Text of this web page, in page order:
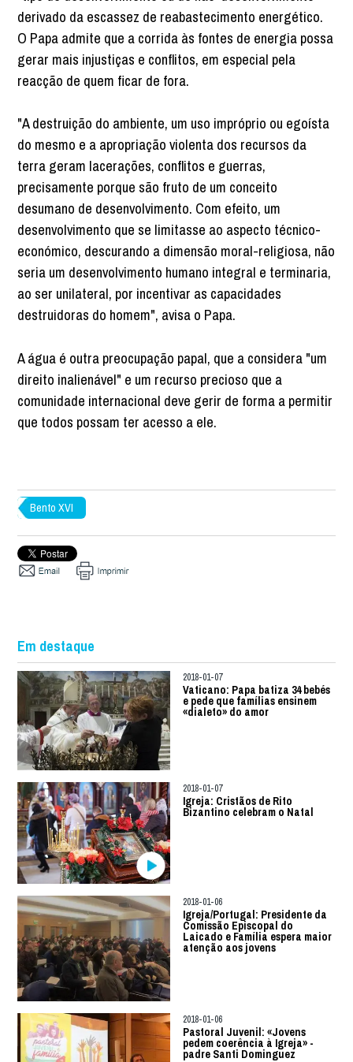
derivado da escassez de reabastecimento energético.
O Papa admite que a corrida às fontes de energia possa
gerar mais injustiças e conflitos, em especial pela
reacção de quem ficar de fora.
"A destruição do ambiente, um uso impróprio ou egoísta
do mesmo e a apropriação violenta dos recursos da
terra geram lacerações, conflitos e guerras,
precisamente porque são fruto de um conceito
desumano de desenvolvimento. Com efeito, um
desenvolvimento que se limitasse ao aspecto técnico-
económico, descurando a dimensão moral-religiosa, não
seria um desenvolvimento humano integral e terminaria,
ao ser unilateral, por incentivar as capacidades
destruidoras do homem", avisa o Papa.
A água é outra preocupação papal, que a considera "um
direito inalienável" e um recurso precioso que a
comunidade internacional deve gerir de forma a permitir
que todos possam ter acesso a ele.
Bento XVI
Em destaque
2018-01-07
Vaticano: Papa batiza 34 bebés
e pede que famílias ensinem
«dialeto» do amor
2018-01-07
Igreja: Cristãos de Rito
Bizantino celebram o Natal
2018-01-06
Igreja/Portugal: Presidente da
Comissão Episcopal do
Laicado e Família espera maior
atenção aos jovens
2018-01-06
Pastoral Juvenil: «Jovens
pedem coerência à Igreja» -
padre Santi Dominguez